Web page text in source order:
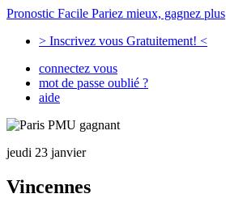
Pronostic Facile Pariez mieux, gagnez plus
> Inscrivez vous Gratuitement! <
connectez vous
mot de passe oublié ?
aide
jeudi 23 janvier
Vincennes